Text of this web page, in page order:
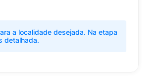
a localidade desejada. Na etapa
detalhada.